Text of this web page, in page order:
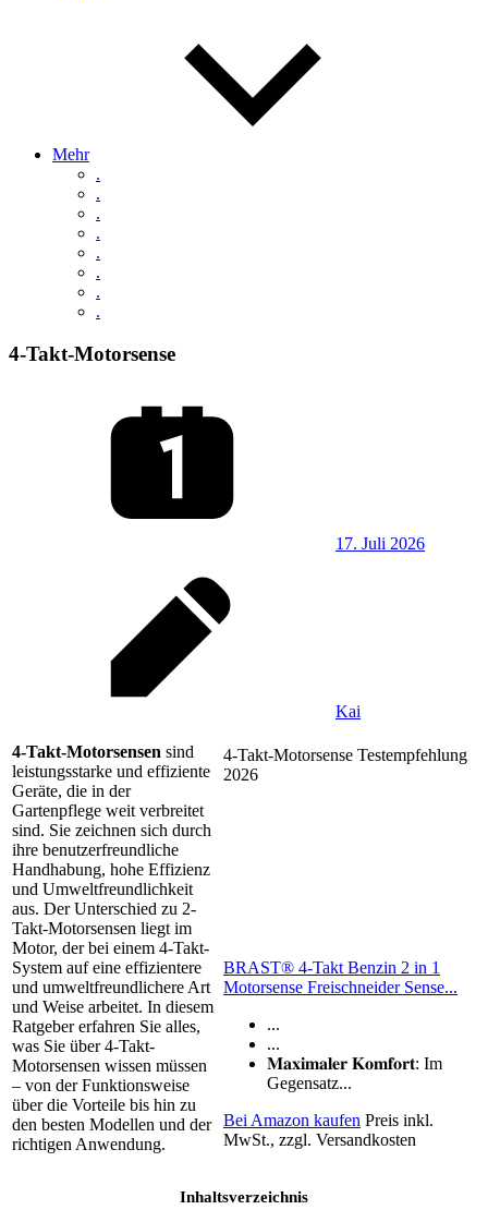
Mehr
.
.
.
.
.
.
.
.
4-Takt-Motorsense
17. Juli 2026
Kai
4-Takt-Motorsensen sind
leistungsstarke und effiziente
Geräte, die in der
Gartenpflege weit verbreitet
sind. Sie zeichnen sich durch
ihre benutzerfreundliche
Handhabung, hohe Effizienz
und Umweltfreundlichkeit
aus. Der Unterschied zu 2-
Takt-Motorsensen liegt im
Motor, der bei einem 4-Takt-
System auf eine effizientere
und umweltfreundlichere Art
und Weise arbeitet. In diesem
Ratgeber erfahren Sie alles,
was Sie über 4-Takt-
Motorsensen wissen müssen
– von der Funktionsweise
über die Vorteile bis hin zu
den besten Modellen und der
richtigen Anwendung.
4-Takt-Motorsense Testempfehlung
2026
BRAST® 4-Takt Benzin 2 in 1
Motorsense Freischneider Sense...
...
...
𝐌𝐚𝐱𝐢𝐦𝐚𝐥𝐞𝐫 𝐊𝐨𝐦𝐟𝐨𝐫𝐭: Im
Gegensatz...
Bei Amazon kaufen Preis inkl.
MwSt., zzgl. Versandkosten
Inhaltsverzeichnis